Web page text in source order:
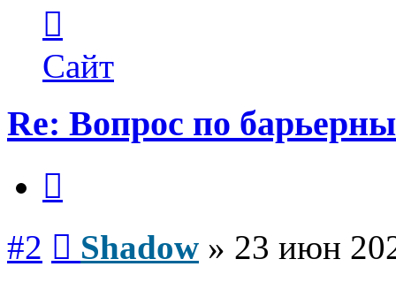
пользователя
Shadow
Сайт
Re: Вопрос по
#2 Shadow » 23 июн